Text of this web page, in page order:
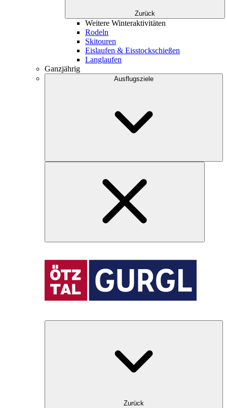
Zurück
Weitere Winteraktivitäten
Rodeln
Skitouren
Eislaufen & Eisstockschießen
Langlaufen
Ganzjährig
Ausflugsziele
Zurück